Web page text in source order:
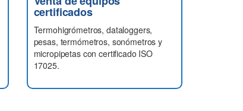
certificados
Termohigrómetros, dataloggers,
pesas, termómetros, sonómetros y
micropipetas con certificado ISO
17025.